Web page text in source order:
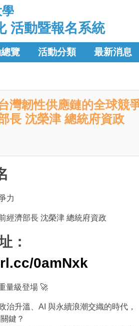
活動暨報名系統
覽 活動分類 最新消息
灣韌性供應鏈的全球競
長 沈榮津 總統府資政
力
經濟部長 沈榮津 總統府資政
：
0amNxk
量級登場 🚀
治升溫、AI 與永續浪潮交織的時代，
鍵？